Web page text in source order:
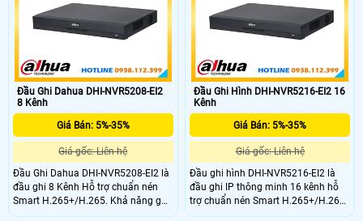
phát hiện chuyển động
người/phương tiện.
xuất hình HDMI 4K/VGA Full
HD/CVBS, AI thông minh gồm SMD
Plus, AcuPick, IVS và nhận diện
Đầu Ghi Dahua DHI-NVR5208-EI2
8 Kênh
Giá Bán: 5%-35%
Giá gốc: Liên hệ
Đầu Ghi Dahua DHI-NVR5208-EI2 là
đầu ghi 8 Kênh Hỗ trợ chuẩn nén
Smart H.265+/H.265. Khả năng ghi
hình độ phân giải lên đến 32MP và
Đầu Ghi Hình DHI-NVR5216-EI2 16
Kênh
Giá Bán: 5%-35%
Giá gốc: Liên hệ
Đầu ghi hình DHI-NVR5216-EI2 là
đầu ghi IP thông minh 16 kênh hỗ
trợ chuẩn nén Smart H.265+/H.265
ghi hình độ phân giải lên đến 32MP